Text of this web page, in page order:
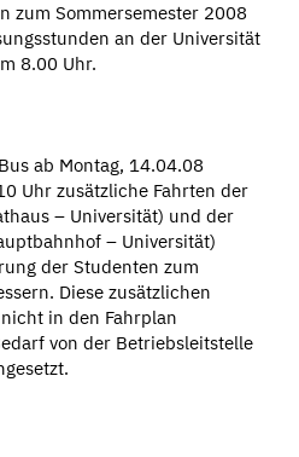
zum Sommersemester 2008
an der Universität
8.00 Uhr.
ab Montag, 14.04.08
Uhr zusätzliche Fahrten der
– Universität) und der
– Universität)
der Studenten zum
Diese zusätzlichen
in den Fahrplan
von der Betriebsleitstelle